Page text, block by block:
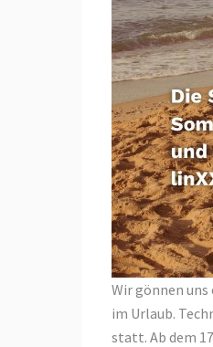
Wir gönnen uns
im Urlaub.
statt. Ab dem